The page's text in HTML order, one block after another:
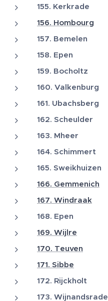
155. Kerkrade
156. Hombourg
157. Bemelen
158. Epen
159. Bocholtz
160. Valkenburg
161. Ubachsberg
162. Scheulder
163. Mheer
164. Schimmert
165. Sweikhuizen
166. Gemmenich
167. Windraak
168. Epen
169. Wijlre
170. Teuven
171. Sibbe
172. Rijckholt
173. Wijnandsrade